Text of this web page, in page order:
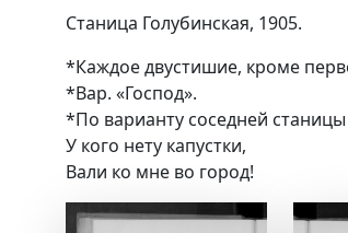
Станица Голубинская, 1905.
*Каждое двустишие, кроме
*Вар. «Господ».
*По варианту соседней
У кого нету капустки,
Вали ко мне во город!